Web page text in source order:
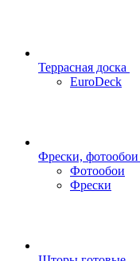
Террасная доска
EuroDeck
Фрески, фотообои
Фотообои
Фрески